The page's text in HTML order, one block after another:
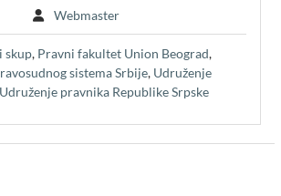
Webmaster
skup, Pravni fakultet Union Beograd,
sistema Srbije, Udruženje
Udruženje pravnika Republike Srpske